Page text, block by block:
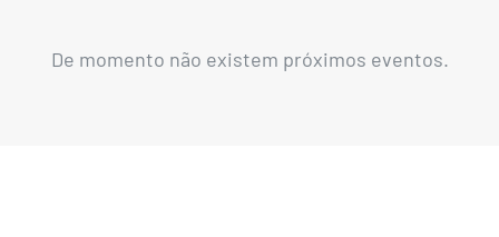
De momento não existem próximos eventos.